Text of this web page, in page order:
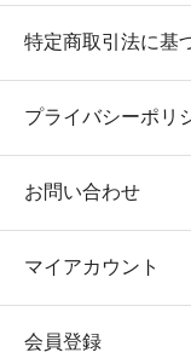
特定商取引法に基
プライバシーポリ
お問い合わせ
マイアカウント
会員登録